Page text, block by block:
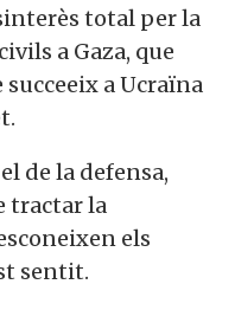
total per la
a Gaza, que
a Ucraïna
de la defensa,
tractar la
els
sentit.